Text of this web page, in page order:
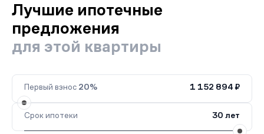
Лучшие ипотечные
предложения
для этой квартиры
Первый взнос 20% 1 152 894 ₽
Срок ипотеки 30 лет